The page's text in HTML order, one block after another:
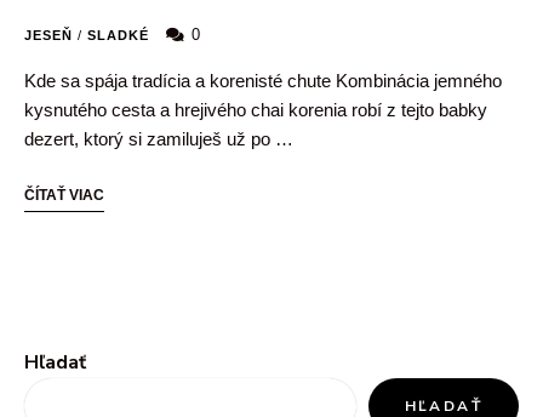
JESEŇ / SLADKÉ 0
Kde sa spája tradícia a korenisté chute Kombinácia jemného
kysnutého cesta a hrejivého chai korenia robí z tejto babky
dezert, ktorý si zamiluješ už po …
ČÍTAŤ VIAC
Hľadať
HĽADAŤ